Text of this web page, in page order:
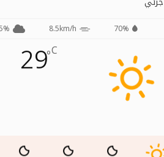
70%
8.5km/h
29°C